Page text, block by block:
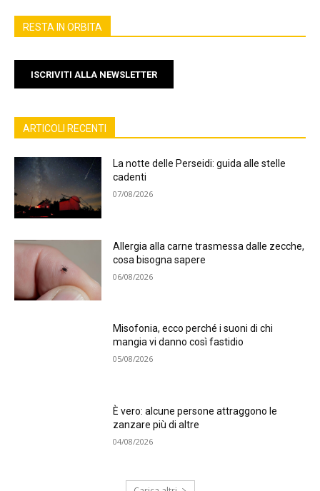
RESTA IN ORBITA
ISCRIVITI ALLA NEWSLETTER
ARTICOLI RECENTI
La notte delle Perseidi: guida alle stelle
cadenti
07/08/2026
Allergia alla carne trasmessa dalle zecche,
cosa bisogna sapere
06/08/2026
Misofonia, ecco perché i suoni di chi
mangia vi danno così fastidio
05/08/2026
È vero: alcune persone attraggono le
zanzare più di altre
04/08/2026